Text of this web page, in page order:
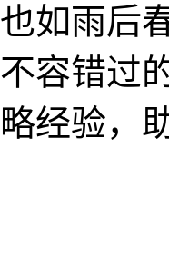
如雨后
容错过
经验，